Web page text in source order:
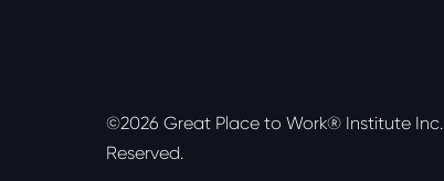
©2026 Great Place to Work® Institute Inc.
Reserved.